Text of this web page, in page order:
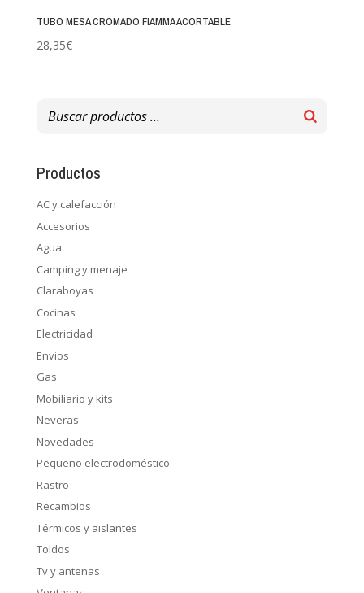
TUBO MESA CROMADO FIAMMA ACORTABLE
28,35€
Productos
AC y calefacción
Accesorios
Agua
Camping y menaje
Claraboyas
Cocinas
Electricidad
Envios
Gas
Mobiliario y kits
Neveras
Novedades
Pequeño electrodoméstico
Rastro
Recambios
Térmicos y aislantes
Toldos
Tv y antenas